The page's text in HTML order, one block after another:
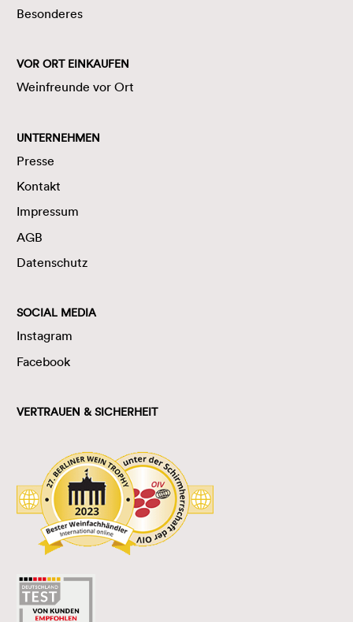
Besonderes
VOR ORT EINKAUFEN
Weinfreunde vor Ort
UNTERNEHMEN
Presse
Kontakt
Impressum
AGB
Datenschutz
SOCIAL MEDIA
Instagram
Facebook
VERTRAUEN & SICHERHEIT